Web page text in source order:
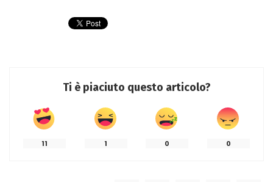
Ti è piaciuto questo articolo?
11 1 0 0